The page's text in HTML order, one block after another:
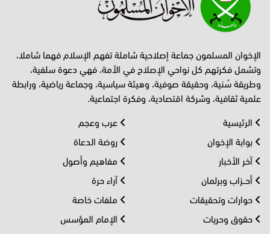
الإخوان المسلمون جماعة إصلاحية شاملة تفهم الإسلام فهما شاملا،
وتشمل فكرتهم كل نواحي الإصلاح في الأمة، فهي دعوة سلفية،
وطريقة سُنية، وحقيقة صوفية، وهيئة سياسية، وجماعة رياضية، ورابطة
علمية ثقافية، وشركة اقتصادية، وفكرة اجتماعية.
الرئيسية
بوابة الإخوان
آخر الأخبار
أحــزاب وبرلمان
حوارات وتحقيقات
حقوق وحريات
عرب وعجم
روضة الدعاة
مفاهيم وأصول
آراء حرة
ملفات خاصة
الإمام المؤسس